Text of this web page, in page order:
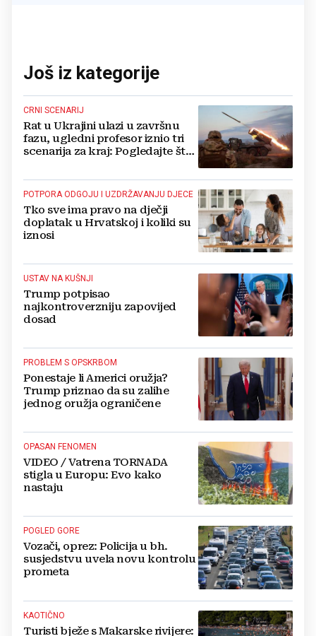
Još iz kategorije
CRNI SCENARIJ
Rat u Ukrajini ulazi u završnu
fazu, ugledni profesor iznio tri
scenarija za kraj: Pogledajte što
POTPORA ODGOJU I UZDRŽAVANJU DJECE
Tko sve ima pravo na dječji
doplatak u Hrvatskoj i koliki su
iznosi
USTAV NA KUŠNJI
Trump potpisao
najkontroverzniju zapovijed
dosad
PROBLEM S OPSKRBOM
Ponestaje li Americi oružja?
Trump priznao da su zalihe
jednog oružja ograničene
OPASAN FENOMEN
VIDEO / Vatrena TORNADA
stigla u Europu: Evo kako
nastaju
POGLED GORE
Vozači, oprez: Policija u bh.
susjedstvu uvela novu kontrolu
prometa
KAOTIČNO
Turisti bježe s Makarske rivijere: